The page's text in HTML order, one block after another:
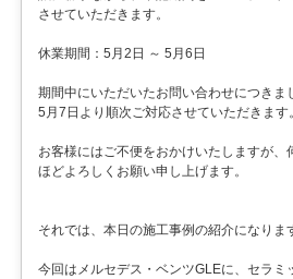
させていただきます。
休業期間：5月2日 ～ 5月6日
期間中にいただいたお問い合わせにつきま
5月7日より順次ご対応させていただきます。
お客様にはご不便をおかけいたしますが、
ほどよろしくお願い申し上げます。
それでは、本日の施工事例の紹介になりま
今回はメルセデス・ベンツGLEに、セラミ